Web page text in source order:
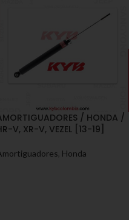
/ HONDA /
V, XR-V, VEZEL [13-19]
Honda